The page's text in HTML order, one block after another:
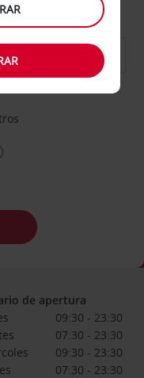
de apertura
09:30 - 23:30
07:30 - 23:30
09:30 - 23:30
07:30 - 23:30